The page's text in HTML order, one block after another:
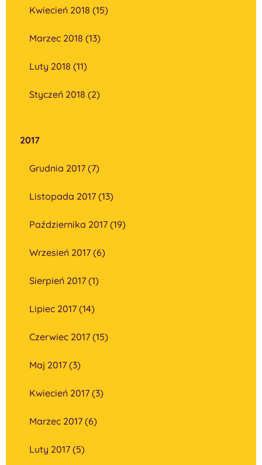
Kwiecień 2018 (15)
Marzec 2018 (13)
Luty 2018 (11)
Styczeń 2018 (2)
2017
Grudnia 2017 (7)
Listopada 2017 (13)
Października 2017 (19)
Wrzesień 2017 (6)
Sierpień 2017 (1)
Lipiec 2017 (14)
Czerwiec 2017 (15)
Maj 2017 (3)
Kwiecień 2017 (3)
Marzec 2017 (6)
Luty 2017 (5)